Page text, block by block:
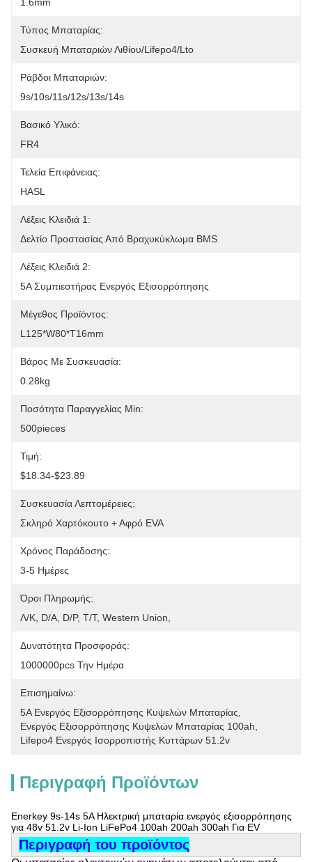
Τύπος Μπαταρίας:
Συσκευή Μπαταριών Λιθίου/Lifepo4/Lto
Ράβδοι Μπαταριών:
9s/10s/11s/12s/13s/14s
Βασικό Υλικό:
FR4
Τελεία Επιφάνειας:
HASL
Λέξεις Κλειδιά 1:
Δελτίο Προστασίας Από Βραχυκύκλωμα BMS
Λέξεις Κλειδιά 2:
5Α Συμπιεστήρας Ενεργός Εξισορρόπησης
Μέγεθος Προϊόντος:
L125*W80*T16mm
Βάρος Με Συσκευασία:
0.28kg
Ποσότητα Παραγγελίας Min:
500pieces
Τιμή:
$18.34-$23.89
Συσκευασία Λεπτομέρειες:
Σκληρό Χαρτόκουτο + Αφρό EVA
Χρόνος Παράδοσης:
3-5 Ημέρες
Όροι Πληρωμής:
Λ/Κ, D/A, D/P, T/T, Western Union,
Δυνατότητα Προσφοράς:
1000000pcs Την Ημέρα
Επισημαίνω:
5Α Ενεργός Εξισορρόπησης Κυψελών Μπαταρίας
Ενεργός Εξισορρόπησης Κυψελών Μπαταρίας 100ah
Lifepo4 Ενεργός Ισορροπιστής Κυττάρων 51.2v
Περιγραφή Προϊόντων
Enerkey 9s-14s 5A Ηλεκτρική μπαταρία ενεργός εξισορρόπησης
για 48v 51.2v Li-Ion LiFePo4 100ah 200ah 300ah Για EV
Περιγραφή του προϊόντος